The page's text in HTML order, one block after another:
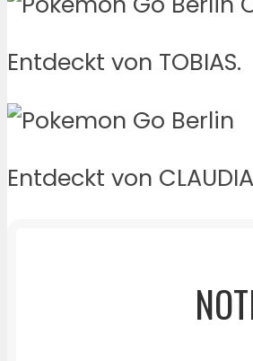
Entdeckt von TOBIAS.
Entdeckt von